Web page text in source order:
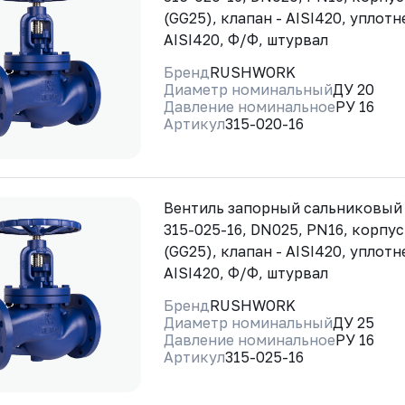
(GG25), клапан - AISI420,
AISI420, Ф/Ф, штурвал
БрендRUSHWORK
Диаметр номинальныйДУ 20
Давление номинальноеРУ 16
Артикул315-020-16
Вентиль запорный
315-025-16, DN025, PN16,
(GG25), клапан - AISI420,
AISI420, Ф/Ф, штурвал
БрендRUSHWORK
Диаметр номинальныйДУ 25
Давление номинальноеРУ 16
Артикул315-025-16